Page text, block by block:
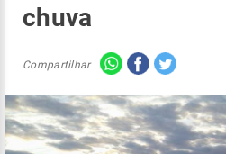
chuva
Compartilhar